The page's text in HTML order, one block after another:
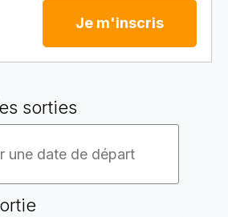
Je m'inscris
sorties